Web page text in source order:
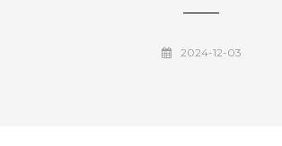
2024-12-03